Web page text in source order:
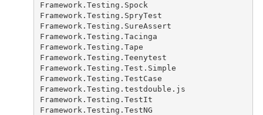
Framework.Testing.Spock
Framework.Testing.SpryTest
Framework.Testing.SureAssert
Framework.Testing.Tacinga
Framework.Testing.Tape
Framework.Testing.Teenytest
Framework.Testing.Test.Simple
Framework.Testing.TestCase
Framework.Testing.testdouble.js
Framework.Testing.TestIt
Framework.Testing.TestNG